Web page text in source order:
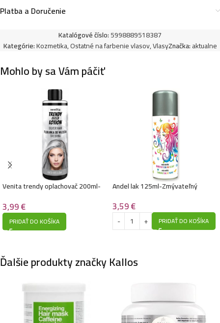
Platba a Doručenie
Katalógové číslo:5998889518387
Kategórie:Kozmetika,Ostatné na farbenie vlasov,VlasyZnačka:aktualne
Mohlo by sa Vám páčiť
Venita trendy oplachovač 200ml-
3,99€
PRIDAŤ DO KOŠÍKA
Andel lak 125ml-Zmývateľný
3,59€
PRIDAŤ DO KOŠÍKA
Ďalšie produkty značky Kallos